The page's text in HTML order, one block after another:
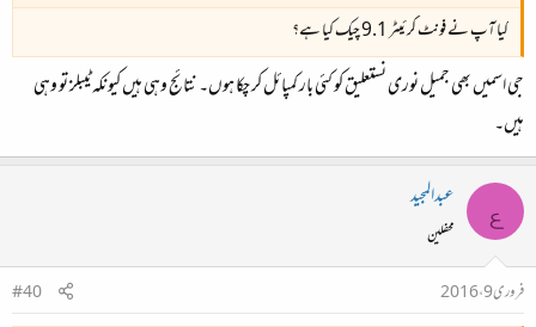
کیا آپ نے فونٹ کرئیٹر 9.1 چیک کیا ہے؟
جی اسمیں بھی جمیل نوری نستعلیق کو کئی بار کمپائل کر چکا ہوں۔ نتائج وہی ہیں کیونکہ ٹیبلز تو وہی
ہیں۔
ع عبدالمجید
محفلین
فروری 9، 2016
#40